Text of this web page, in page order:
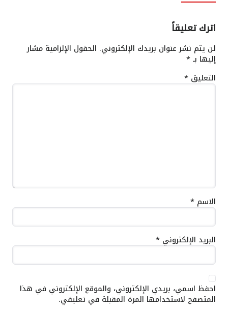
اترك تعليقاً
لن يتم نشر عنوان بريدك الإلكتروني. الحقول الإلزامية مشار
إليها بـ*
التعليق *
الاسم *
البريد الإلكتروني *
احفظ اسمي، بريدي الإلكتروني، والموقع الإلكتروني في هذا
المتصفح لاستخدامها المرة المقبلة في تعليقي.